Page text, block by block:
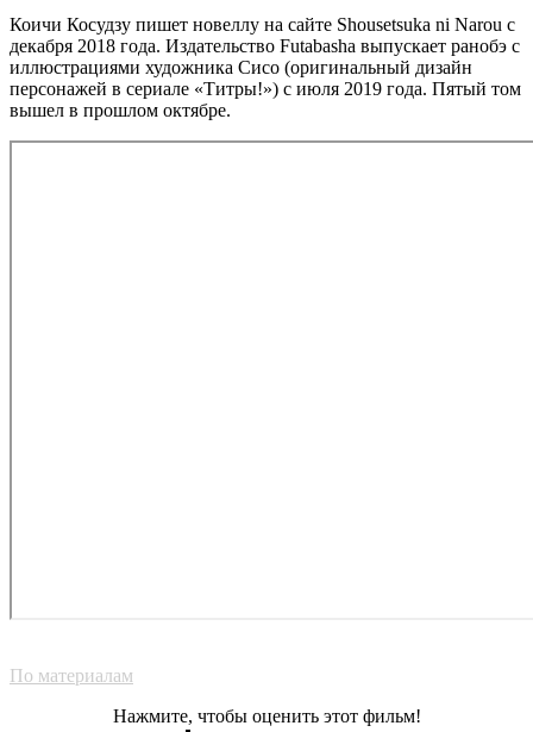
Коичи Косудзу пишет новеллу на сайте Shousetsuka ni Narou с
декабря 2018 года. Издательство Futabasha выпускает ранобэ с
иллюстрациями художника Сисо (оригинальный дизайн
персонажей в сериале «Титры!») с июля 2019 года. Пятый том
вышел в прошлом октябре.
По материалам
Нажмите, чтобы оценить этот фильм!